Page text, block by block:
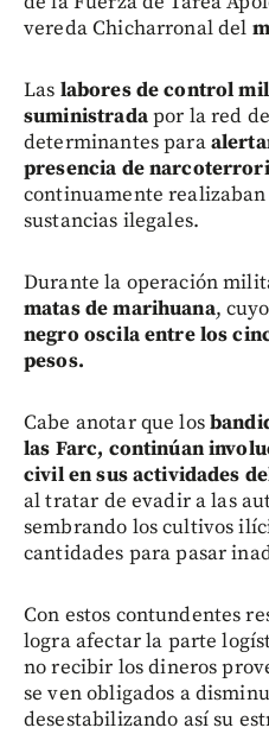
vereda Chicharronal del
Las labores de control
suministradapor la red
determinantes para
presencia de
continuamente
sustancias ilegales.
Durante la operación
matas de marihuana,
negro oscila entre los
pesos.
Cabe anotar que los
las Farc, continúan
civil en sus actividades
al tratar de evadir a las
sembrando los cultivos
cantidades para pasar
Con estos contundentes
logra afectar la parte
no recibir los dineros
se ven obligados a
desestabilizando así su